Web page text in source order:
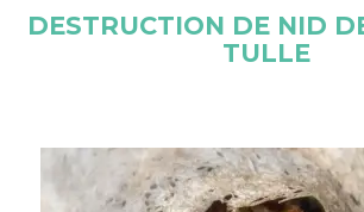
DESTRUCTION DE NID
TULLE